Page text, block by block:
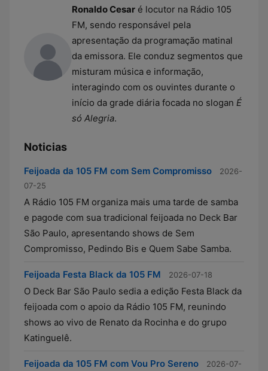
Ronaldo Cesar é locutor na Rádio 105
FM, sendo responsável pela
apresentação da programação matinal
da emissora. Ele conduz segmentos que
misturam música e informação,
interagindo com os ouvintes durante o
início da grade diária focada no slogan É
só Alegria.
Noticias
Feijoada da 105 FM com Sem Compromisso
2026-
07-25
A Rádio 105 FM organiza mais uma tarde de samba
e pagode com sua tradicional feijoada no Deck Bar
São Paulo, apresentando shows de Sem
Compromisso, Pedindo Bis e Quem Sabe Samba.
Feijoada Festa Black da 105 FM 2026-07-18
O Deck Bar São Paulo sedia a edição Festa Black da
feijoada com o apoio da Rádio 105 FM, reunindo
shows ao vivo de Renato da Rocinha e do grupo
Katinguelê.
Feijoada da 105 FM com Vou Pro Sereno
2026-07-